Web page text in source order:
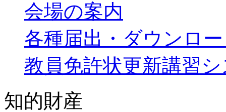
会場の案内
各種届出・ダウンロ
教員免許状更新講習
知的財産